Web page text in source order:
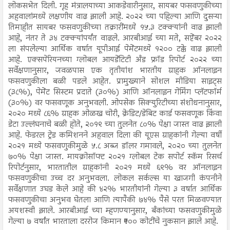
लोकसभेत दिली. गृह मंत्रालयाच्या आकडेवारीनुसार, सायबर फसवणुकीच्या
अहवालांमध्ये लक्षणीय वाढ झाली आहे. २०२२ च्या पहिल्या आणि दुसऱ्या
तिमाहीत सायबर फसवणुकीच्या तक्रारींमध्ये १५.३ टक्क्यांनी वाढ झाली
आहे, नंतर ते ३४ टक्क्यांपर्यंत वाढले. आरबीआई च्या मते, सप्टेंबर २०२२
ला संपलेल्या आर्थिक वर्षात यूपीआई पेमेंटमध्ये १२०० टक्के वाढ झाली
आहे. एक्सपेरियनच्या ग्लोबल आयडेंटिटी अँड फ्रॉड रिपोर्ट २०२२ च्या
सर्वेक्षणानुसार, जवळपास एक तृतीयांश भारतीय ग्राहक ऑनलाइन
फसवणुकीला बळी पडले आहेत. प्रामुख्याने सोशल मीडिया साइट्स
(३८%), पेमेंट सिस्टम प्रदाते (३०%) आणि ऑनलाइन गेमिंग प्लॅटफॉर्म
(३०%) वर फसवणूक अनुभवली. ओपसेक सिक्युरिटीच्या संशोधनानुसार,
२०२० मध्ये ८६% ग्राहक ओळख चोरी, क्रेडिट/डेबिट कार्ड फसवणूक किंवा
डेटा उल्लंघनाचे बळी होते, २०१९ च्या तुलनेत ८०% पेक्षा जास्त वाढ झाली
आहे. फेडरल ट्रेड कमिशनने अहवाल दिला की यूएस ग्राहकांनी गेल्या वर्षी
२०२१ मध्ये फसवणुकीमुळे ५.८ अब्ज डॉलर गमावले, २०२० च्या तुलनेत
७०% पेक्षा जास्त. मायक्रोसॉफ्ट २०२१ ग्लोबल टेक सपोर्ट स्कॅम रिसर्च
रिपोर्टनुसार, भारतातील ग्राहकांनी २०२१ मध्ये ६९% वर ऑनलाइन
फसवणुकीचा उच्च दर अनुभवला. लोकल सर्कल्स या खाजगी कंपनीने
सर्वेक्षणात उघड केले आहे की ४२% भारतीयांनी गेल्या ३ वर्षात आर्थिक
फसवणुकीचा अनुभव घेतला आणि त्यापैकी ७४% पैसे परत मिळवण्यात
अयशस्वी झाले. आरबीआई च्या म्हणण्यानुसार, बँकांच्या फसवणुकीमुळे
गेल्या ७ वर्षांत भारताला दररोज किमान ₹१०० कोटींचे नुकसान झाले आहे.